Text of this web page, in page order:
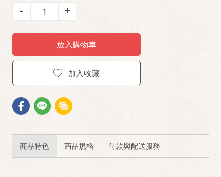
- +
放入購物車
加入收藏
商品特色 商品規格 付款與配送服務